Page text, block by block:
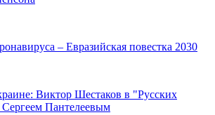
– Евразийская повестка 2030
Виктор Шестаков в "Русских
Сергеем Пантелеевым